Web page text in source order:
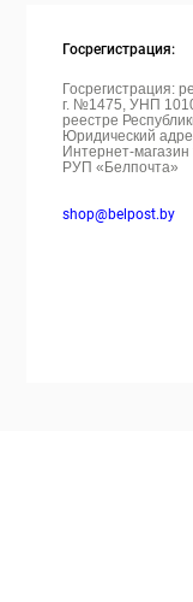
Госрегистрация:
Госрегистрация:
г. №1475, УНП
реестре
Юридический
Интернет-
РУП «Белпочта»
shop@belpost.by